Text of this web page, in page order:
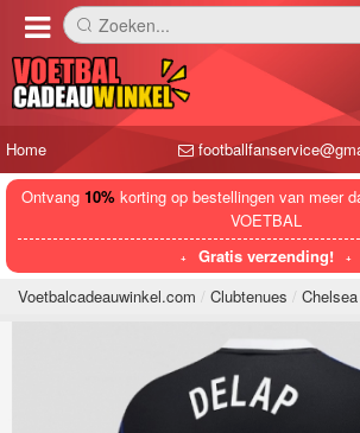
󰅼 Zoeken...
Home
Ontvang 10%korting op bestellingen van meer
VOETBAL
Gratis verzending!
Voetbalcadeauwinkel.com
Clubtenues